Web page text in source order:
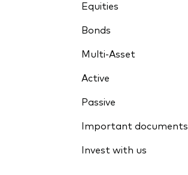
Equities
Bonds
Multi-Asset
Active
Passive
Important documents
Invest with us